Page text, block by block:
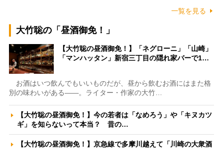
一覧を見る
大竹聡の「昼酒御免！」
【大竹聡の昼酒御免！】「ネグローニ」「山崎」
「マンハッタン」新宿三丁目の隠れ家バーで1…
お酒はいつ飲んでもいいものだが、昼から飲むお酒にはまた格
別の味わいがある――。ライター・作家の大竹…
【大竹聡の昼酒御免！】今の若者は「なめろう」や「キヌカツ
ギ」を知らないって本当？ 昔の…
【大竹聡の昼酒御免！】京急線で多摩川越えて「川崎の大衆酒